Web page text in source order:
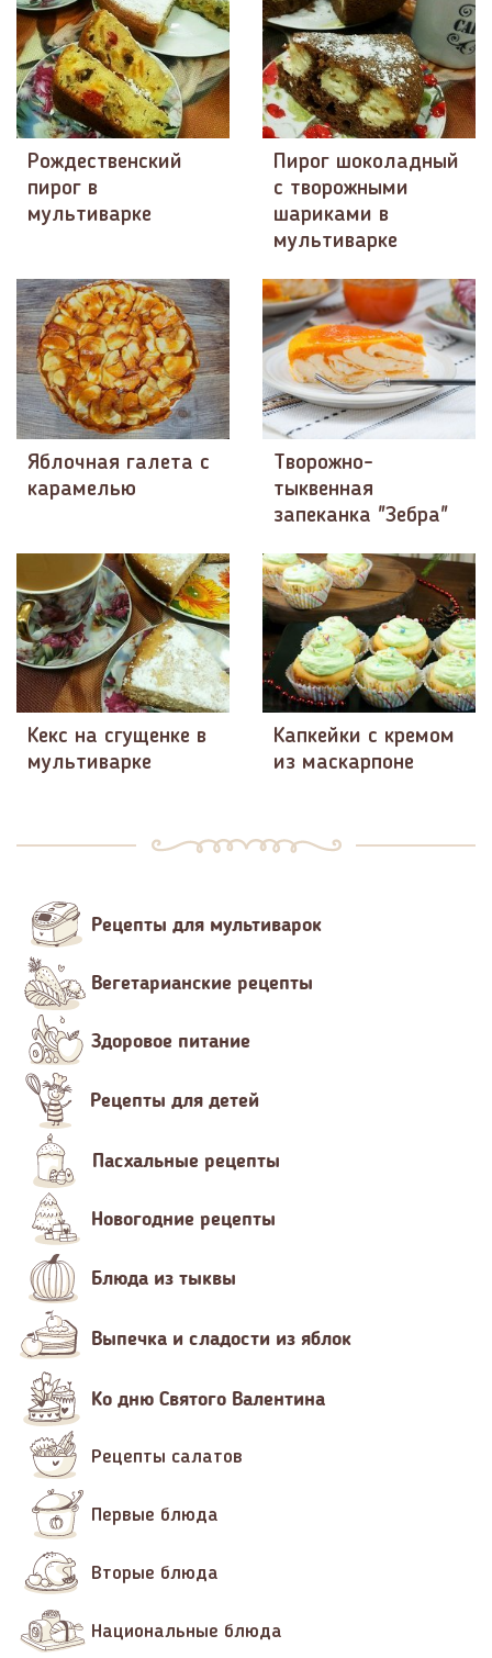
Рождественский
пирог в
мультиварке
Пирог шоколадный
с творожными
шариками в
мультиварке
Яблочная галета с
карамелью
Творожно-
тыквенная
запеканка "Зебра"
Кекс на сгущенке в
мультиварке
Капкейки с кремом
из маскарпоне
Рецепты для мультиварок
Вегетарианские рецепты
Здоровое питание
Рецепты для детей
Пасхальные рецепты
Новогодние рецепты
Блюда из тыквы
Выпечка и сладости из яблок
Ко дню Святого Валентина
Рецепты салатов
Первые блюда
Вторые блюда
Национальные блюда